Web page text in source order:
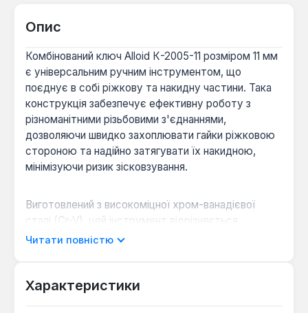
Опис
Комбінований ключ Alloid К-2005-11 розміром 11 мм
є універсальним ручним інструментом, що
поєднує в собі ріжкову та накидну частини. Така
конструкція забезпечує ефективну роботу з
різноманітними різьбовими з'єднаннями,
дозволяючи швидко захоплювати гайки ріжковою
стороною та надійно затягувати їх накидною,
мінімізуючи ризик зісковзування.
Виготовлений з високоміцної хром-ванадієвої
сталі (Cr-V), цей інструмент відрізняється
підвищеною стійкістю до деформацій та
антикорозійне покриття додатково захищає метал
Читати повністю
Характеристики